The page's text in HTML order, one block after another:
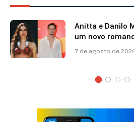
Anitta e Danilo
um novo
7 de agosto de